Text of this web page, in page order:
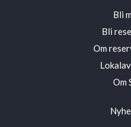
Bli
Bli
Om
Om